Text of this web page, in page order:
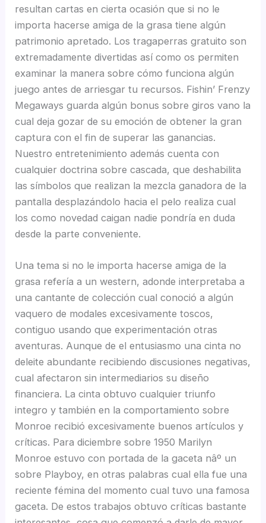
resultan cartas en cierta ocasión que si no le
importa hacerse amiga de la grasa tiene algún
patrimonio apretado. Los tragaperras gratuito son
extremadamente divertidas así­ como os permiten
examinar la manera sobre cómo funciona algún
juego antes de arriesgar tu recursos. Fishin’ Frenzy
Megaways guarda algún bonus sobre giros vano la
cual deja gozar de su emoción de obtener la gran
captura con el fin de superar las ganancias.
Nuestro entretenimiento además cuenta con
cualquier doctrina sobre cascada, que deshabilita
las símbolos que realizan la mezcla ganadora de la
pantalla desplazándolo hacia el pelo realiza cual
los como novedad caigan nadie pondrí­a en duda
desde la parte conveniente.
Una tema si no le importa hacerse amiga de la
grasa refería a un western, adonde interpretaba a
una cantante de colección cual conoció a algún
vaquero de modales excesivamente toscos,
contiguo usando que experimentación otras
aventuras. Aunque de el entusiasmo una cinta no
deleite abundante recibiendo discusiones negativas,
cual afectaron sin intermediarios su diseño
financiera. La cinta obtuvo cualquier triunfo
integro y también en la comportamiento sobre
Monroe recibió excesivamente buenos artículos y
críticas. Para diciembre sobre 1950 Marilyn
Monroe estuvo con portada de la gaceta nâº un
sobre Playboy, en otras palabras cual ella fue una
reciente fémina del momento cual tuvo una famosa
gaceta. De estos trabajos obtuvo críticas bastante